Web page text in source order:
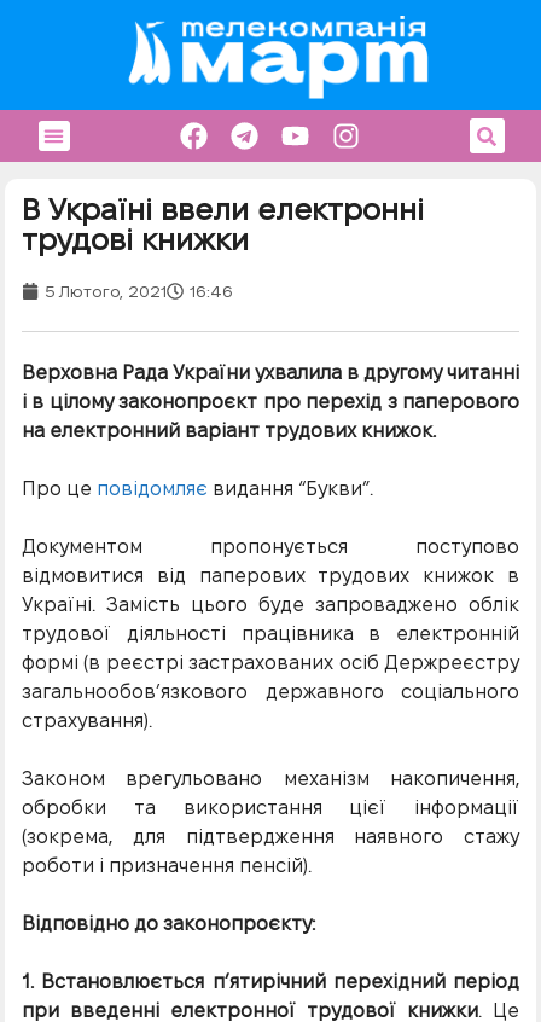
В Україні ввели електронні
трудові книжки
5 Лютого, 2021 16:46
Верховна Рада України ухвалила в другому читанні
і в цілому законопроєкт про перехід з паперового
на електронний варіант трудових книжок.
Про це повідомляє видання “Букви”.
Документом пропонується поступово
відмовитися від паперових трудових книжок в
Україні. Замість цього буде запроваджено облік
трудової діяльності працівника в електронній
формі (в реєстрі застрахованих осіб Держреєстру
загальнообов’язкового державного соціального
страхування).
Законом врегульовано механізм накопичення,
обробки та використання цієї інформації
(зокрема, для підтвердження наявного стажу
роботи і призначення пенсій).
Відповідно до законопроєкту:
1. Встановлюється п’ятирічний перехідний період
при введенні електронної трудової книжки. Це